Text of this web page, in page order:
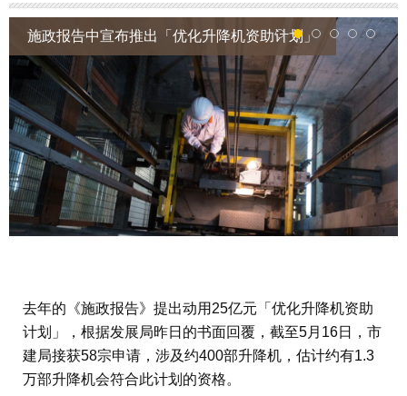
施政报告中宣布推出「优化升降机资助计划」
1 2 3 4 5 6
去年的《施政报告》提出动用25亿元「优化升降机资助
计划」，根据发展局昨日的书面回覆，截至5月16日，市
建局接获58宗申请，涉及约400部升降机，估计约有1.3
万部升降机会符合此计划的资格。